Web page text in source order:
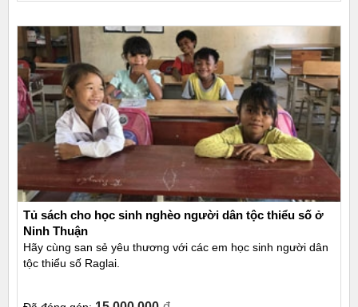
Tủ sách cho học sinh nghèo người dân tộc thiểu số ở
Ninh Thuận
Hãy cùng san sẻ yêu thương với các em học sinh người dân
tộc thiểu số Raglai.